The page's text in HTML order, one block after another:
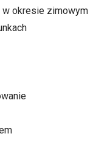
okresie zimowym